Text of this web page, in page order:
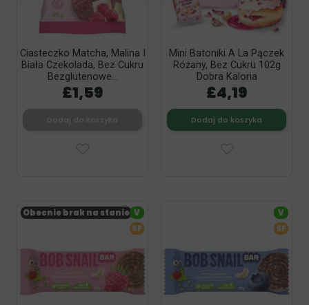
Ciasteczko Matcha, Malina I
Biała Czekolada, Bez Cukru
Bezglutenowe...
£1,59
Mini Batoniki A La Pączek
Różany, Bez Cukru 102g
Dobra Kaloria
£4,19
Dodaj do koszyka
Obecnie brak na stanie V
SF
V
SF